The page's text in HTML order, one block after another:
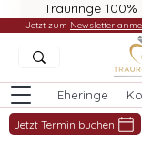
Trauringe
Eheringe
Jetzt Termin buchen
Jetzt zum Newsletter